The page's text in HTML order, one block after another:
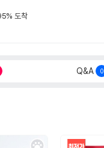
도착
Q&A 0